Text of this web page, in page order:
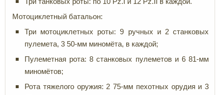
Мотоциклетный батальон:
Три мотоциклетных роты: 9 ручных и 2 станковых
пулемета, 3 50-мм миномёта, в каждой;
Пулеметная рота: 8 станковых пулеметов и 6 81-мм
миномётов;
Рота тяжелого оружия: 2 75-мм пехотных орудия и 3